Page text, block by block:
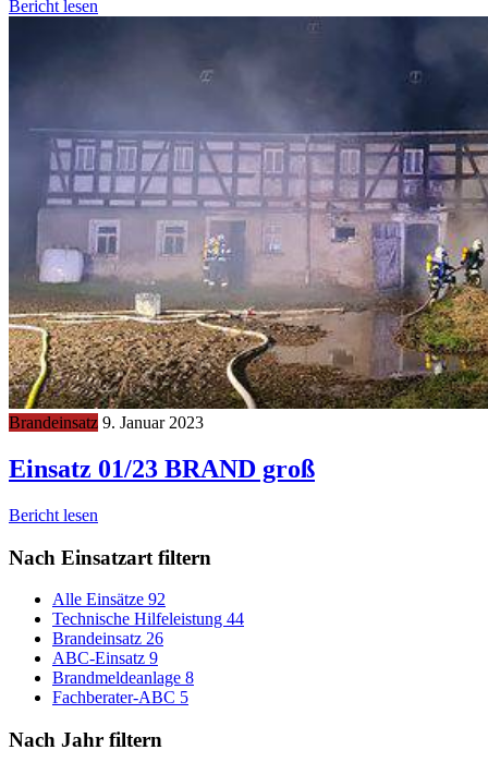
Bericht lesen
Brandeinsatz 9. Januar 2023
Einsatz 01/23 BRAND groß
Bericht lesen
Nach Einsatzart filtern
Alle Einsätze 92
Technische Hilfeleistung 44
Brandeinsatz 26
ABC-Einsatz 9
Brandmeldeanlage 8
Fachberater-ABC 5
Nach Jahr filtern